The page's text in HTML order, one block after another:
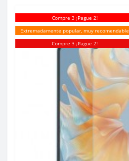
Compre 3 ¡Pague 2!
Extremadamente popular, muy recomendable
Compre 3 ¡Pague 2!